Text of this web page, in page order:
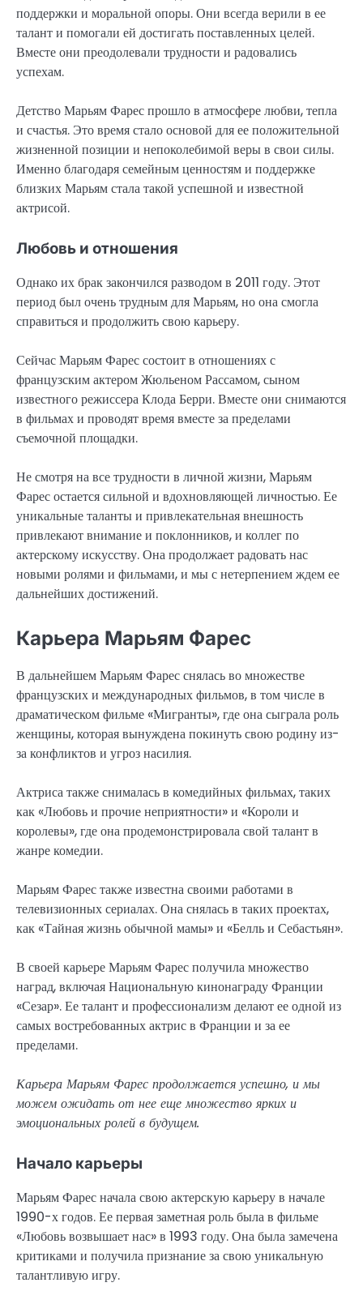
поддержки и моральной опоры. Они всегда верили в ее
талант и помогали ей достигать поставленных целей.
Вместе они преодолевали трудности и радовались
успехам.
Детство Марьям Фарес прошло в атмосфере любви, тепла
и счастья. Это время стало основой для ее положительной
жизненной позиции и непоколебимой веры в свои силы.
Именно благодаря семейным ценностям и поддержке
близких Марьям стала такой успешной и известной
актрисой.
Любовь и отношения
Однако их брак закончился разводом в 2011 году. Этот
период был очень трудным для Марьям, но она смогла
справиться и продолжить свою карьеру.
Сейчас Марьям Фарес состоит в отношениях с
французским актером Жюльеном Рассамом, сыном
известного режиссера Клода Берри. Вместе они снимаются
в фильмах и проводят время вместе за пределами
съемочной площадки.
Не смотря на все трудности в личной жизни, Марьям
Фарес остается сильной и вдохновляющей личностью. Ее
уникальные таланты и привлекательная внешность
привлекают внимание и поклонников, и коллег по
актерскому искусству. Она продолжает радовать нас
новыми ролями и фильмами, и мы с нетерпением ждем ее
дальнейших достижений.
Карьера Марьям Фарес
В дальнейшем Марьям Фарес снялась во множестве
французских и международных фильмов, в том числе в
драматическом фильме «Мигранты», где она сыграла роль
женщины, которая вынуждена покинуть свою родину из-
за конфликтов и угроз насилия.
Актриса также снималась в комедийных фильмах, таких
как «Любовь и прочие неприятности» и «Короли и
королевы», где она продемонстрировала свой талант в
жанре комедии.
Марьям Фарес также известна своими работами в
телевизионных сериалах. Она снялась в таких проектах,
как «Тайная жизнь обычной мамы» и «Белль и Себастьян».
В своей карьере Марьям Фарес получила множество
наград, включая Национальную кинонаграду Франции
«Сезар». Ее талант и профессионализм делают ее одной из
самых востребованных актрис в Франции и за ее
пределами.
Карьера Марьям Фарес продолжается успешно, и мы
можем ожидать от нее еще множество ярких и
эмоциональных ролей в будущем.
Начало карьеры
Марьям Фарес начала свою актерскую карьеру в начале
1990-х годов. Ее первая заметная роль была в фильме
«Любовь возвышает нас» в 1993 году. Она была замечена
критиками и получила признание за свою уникальную
талантливую игру.